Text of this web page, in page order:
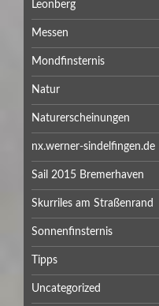
Leonberg
Messen
Mondfinsternis
Natur
Naturerscheinungen
nx.werner-sindelfingen.de
Sail 2015 Bremerhaven
Skurriles am Straßenrand
Sonnenfinsternis
Tipps
Uncategorized